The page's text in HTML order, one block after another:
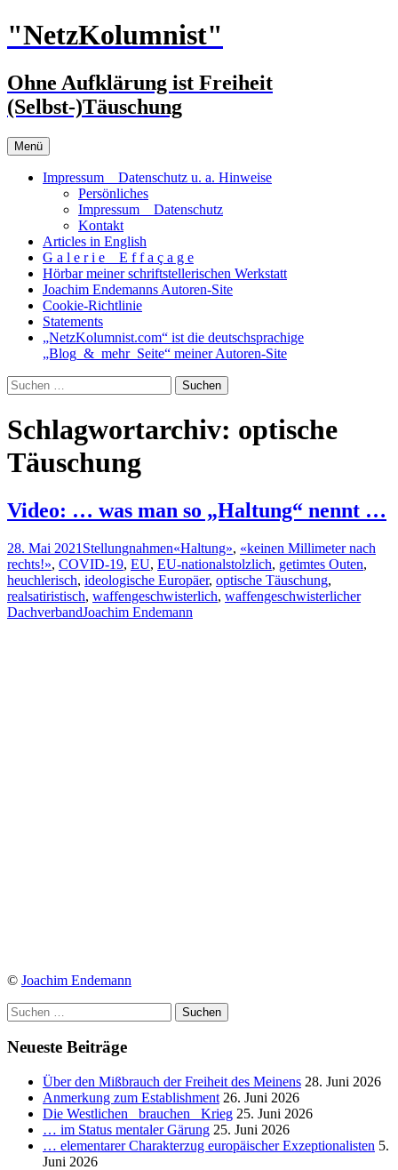
Zum
Inhalt
"NetzKolumnist"
Ohne Aufklärung ist Freiheit
(Selbst-)Täuschung
Menü
Impressum _ Datenschutz u. a. Hinweise
Persönliches
Impressum _ Datenschutz
Kontakt
Articles in English
G a l e r i e _ E f f a ç a g e
Hörbar meiner schriftstellerischen Werkstatt
Joachim Endemanns Autoren-Site
Cookie-Richtlinie
Statements
„NetzKolumnist.com“ ist die deutschsprachige
„Blog_&_mehr_Seite“ meiner Autoren-Site
Suchen
nach:
Schlagwortarchiv: optische
Täuschung
Video: … was man so „Haltung“ nennt …
28. Mai 2021 Stellungnahmen«Haltung», «keinen Millimeter nach
rechts!», COVID-19, EU, EU-nationalstolzlich, getimtes Outen,
heuchlerisch, ideologische Europäer, optische Täuschung,
realsatiristisch, waffengeschwisterlich, waffengeschwisterlicher
DachverbandJoachim Endemann
© Joachim Endemann
Suchen
nach:
Neueste Beiträge
Über den Mißbrauch der Freiheit des Meinens 28. Juni 2026
Anmerkung zum Establishment 26. Juni 2026
Die Westlichen _brauchen_ Krieg 25. Juni 2026
… im Status mentaler Gärung 25. Juni 2026
… elementarer Charakterzug europäischer Exzeptionalisten 5.
Juni 2026